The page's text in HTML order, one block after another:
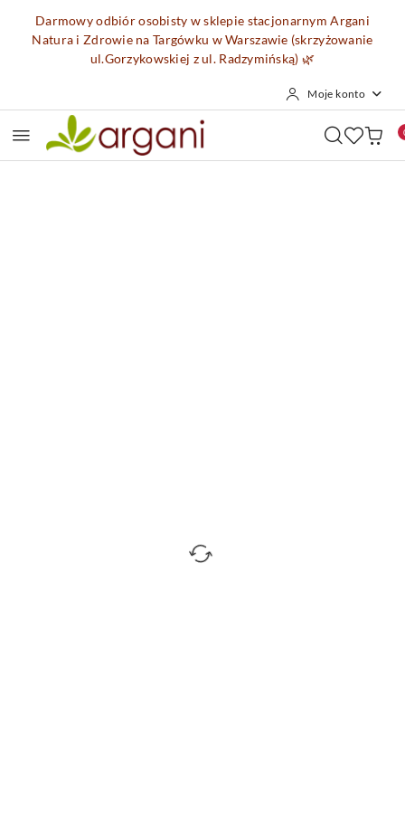
Przejdź do treści głównej
Przejdź do wyszukiwarki
Przejdź do moje konto
Przejdź do menu głównego
Przejdź do opisu produktu
Przejdź do stopki
Darmowy odbiór osobisty w sklepie stacjonarnym Argani
Natura i Zdrowie na Targówku w Warszawie (skrzyżowanie
ul.Gorzykowskiej z ul. Radzymińską) 🌿
Moje konto